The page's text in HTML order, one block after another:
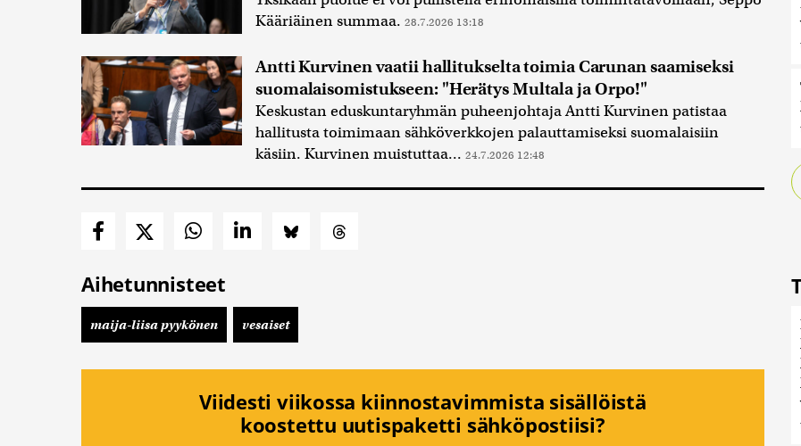
Kääriäinen summaa. 28.7.2026 13:18
Antti Kurvinen vaatii hallitukselta toimia Carunan saamiseksi
suomalaisomistukseen: "Herätys Multala ja Orpo!"
Keskustan eduskuntaryhmän puheenjohtaja Antti Kurvinen patistaa
hallitusta toimimaan sähköverkkojen palauttamiseksi suomalaisiin
käsiin. Kurvinen muistuttaa... 24.7.2026 12:48
Aihetunnisteet
maija-liisa pyykönen vesaiset
Viidesti viikossa kiinnostavimmista sisällöistä
koostettu uutispaketti sähköpostiisi?